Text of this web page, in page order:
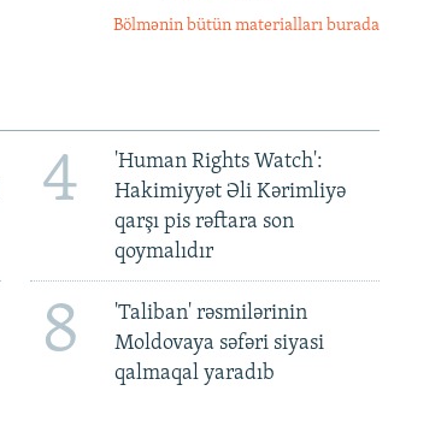
Bölmənin bütün materialları burada
4
'Human Rights Watch':
Hakimiyyət Əli Kərimliyə
qarşı pis rəftara son
qoymalıdır
8
'Taliban' rəsmilərinin
Moldovaya səfəri siyasi
qalmaqal yaradıb